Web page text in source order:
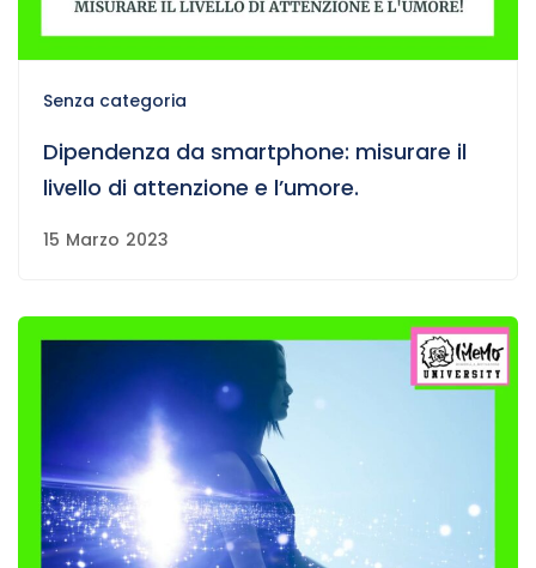
Senza categoria
Dipendenza da smartphone: misurare il
livello di attenzione e l’umore.
15 Marzo 2023